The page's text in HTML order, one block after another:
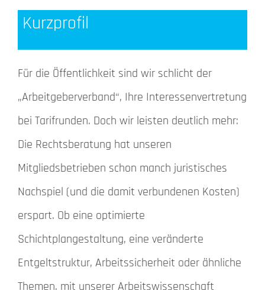
Kurzprofil
Für die Öffentlichkeit sind wir schlicht der
„Arbeitgeberverband“, Ihre Interessenvertretung
bei Tarifrunden. Doch wir leisten deutlich mehr:
Die Rechtsberatung hat unseren
Mitgliedsbetrieben schon manch juristisches
Nachspiel (und die damit verbundenen Kosten)
erspart. Ob eine optimierte
Schichtplangestaltung, eine veränderte
Entgeltstruktur, Arbeitssicherheit oder ähnliche
Themen, mit unserer Arbeitswissenschaft